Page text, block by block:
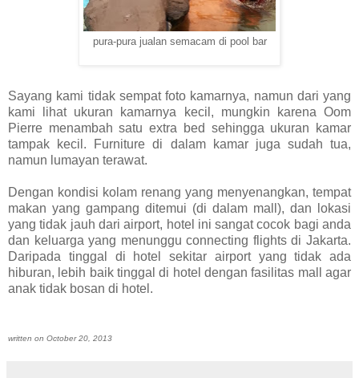
pura-pura jualan semacam di pool bar
Sayang kami tidak sempat foto kamarnya, namun dari yang
kami lihat ukuran kamarnya kecil, mungkin karena Oom
Pierre menambah satu extra bed sehingga ukuran kamar
tampak kecil. Furniture di dalam kamar juga sudah tua,
namun lumayan terawat.
Dengan kondisi kolam renang yang menyenangkan, tempat
makan yang gampang ditemui (di dalam mall), dan lokasi
yang tidak jauh dari airport, hotel ini sangat cocok bagi anda
dan keluarga yang menunggu connecting flights di Jakarta.
Daripada tinggal di hotel sekitar airport yang tidak ada
hiburan, lebih baik tinggal di hotel dengan fasilitas mall agar
anak tidak bosan di hotel.
written on October 20, 2013